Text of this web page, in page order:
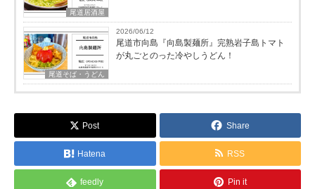
尾道居酒屋
尾道そば・うどん
2026/06/12
尾道市向島『向島製麺所』完熟岩子島トマト
が丸ごとのった冷やしうどん！
Post Share
Hatena RSS
feedly Pin it